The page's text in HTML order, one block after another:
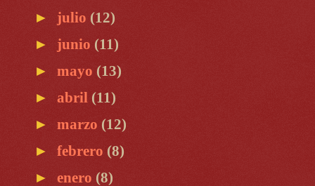
► julio (12)
► junio (11)
► mayo (13)
► abril (11)
► marzo (12)
► febrero (8)
► enero (8)